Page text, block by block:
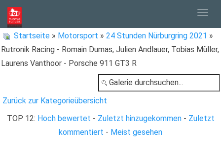
Startseite » Motorsport » 24 Stunden Nürburgring 2021 »
Rutronik Racing - Romain Dumas, Julien Andlauer, Tobias Müller,
Laurens Vanthoor - Porsche 911 GT3 R
Zurück zur Kategorieübersicht
TOP 12: Hoch bewertet - Zuletzt hinzugekommen- Zuletzt
kommentiert - Meist gesehen